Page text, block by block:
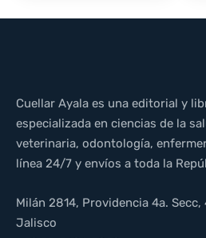
Cuellar Ayala es una editorial y
especializada en ciencias de la
veterinaria, odontología,
línea 24/7 y envíos a toda la
Milán 2814, Providencia 4a.
Jalisco